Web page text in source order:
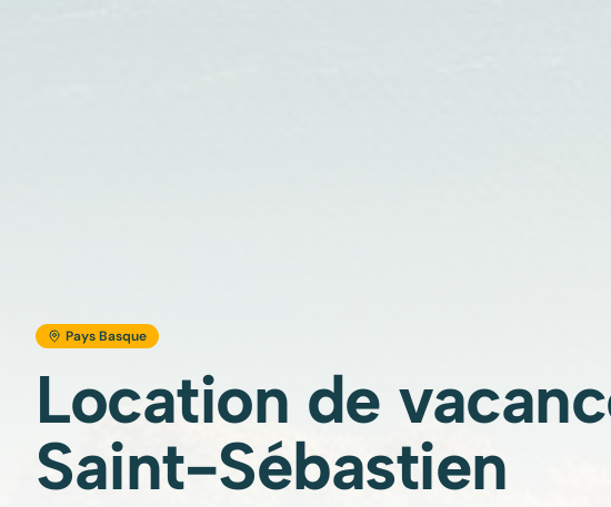
Pays Basque
Location de
Saint-Sébastien